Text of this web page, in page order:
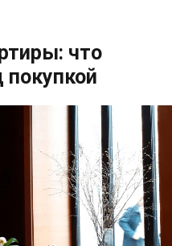
что
покупкой